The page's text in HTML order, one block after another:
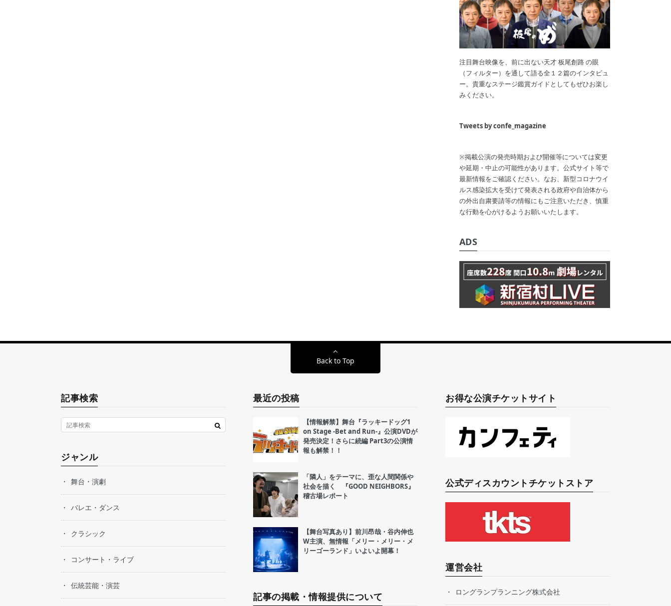
注目舞台映像を、前に出ない天才 板尾創路 の眼
（フィルター）を通して語る全１２篇のインタビュ
ー。貴重なステージ鑑賞ガイドとしてもぜひお楽し
みください。
Tweets by confe_magazine
※掲載公演の発売時期および開催等については変更
や延期・中止の可能性があります。公式サイト等で
最新情報をご確認ください。なお、新型コロナウイ
ルス感染拡大を受けて発表される政府や自治体から
の外出自粛要請等の情報にもご注意いただき、慎重
な行動を心がけるようお願いいたします。
ADS
Back to Top
記事検索
ジャンル
舞台・演劇
バレエ・ダンス
クラシック
コンサート・ライブ
伝統芸能・演芸
最近の投稿
【情報解禁】舞台『ラッキードッグ1
on Stage -Bet and Run-』公演DVDが
発売決定！さらに続編 Part3の公演情
報も解禁！！
「隣人」をテーマに、歪な人間関係や
社会を描く 『GOOD NEIGHBORS』
稽古場レポート
【舞台写真あり】前川昂哉・谷内伸也
W主演、無情報「メリー・メリー・メ
リーゴーランド」いよいよ開幕！
記事の掲載・情報提供について
お得な公演チケットサイト
公式ディスカウントチケットストア
運営会社
ロングランプランニング株式会社